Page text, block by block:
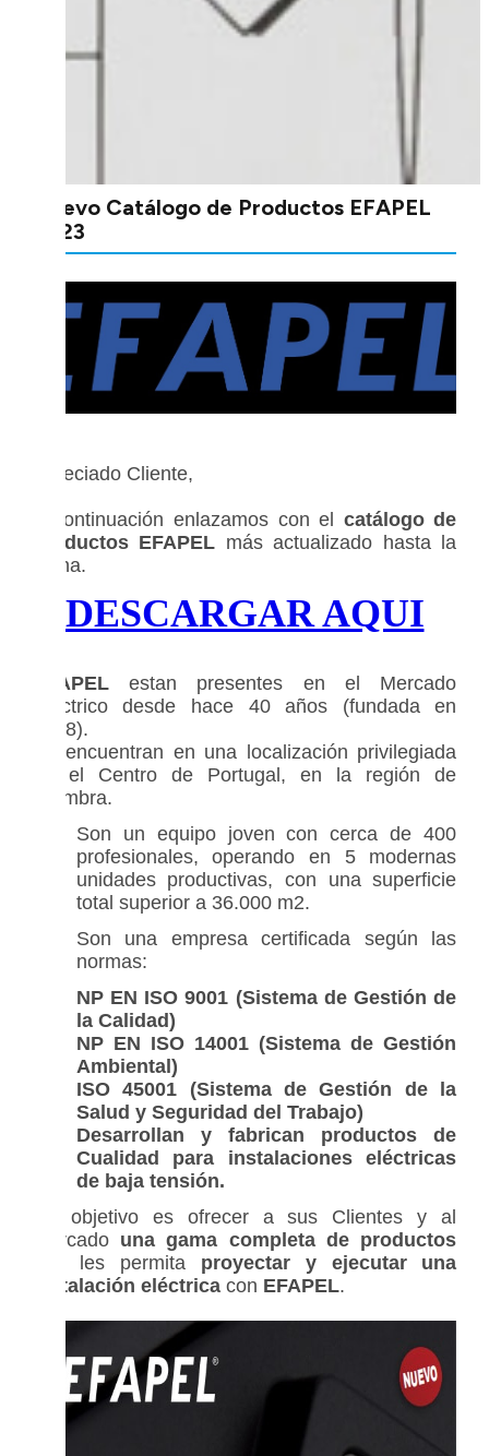
Nuevo Catálogo de Productos EFAPEL
2023
Apreciado Cliente,
A continuación enlazamos con el catálogo de
productos EFAPEL más actualizado hasta la
fecha.
DESCARGAR AQUI
EFAPELestan presentes en el Mercado
Eléctrico desde hace 40 años (fundada en
1978).
Se encuentran en una localización privilegiada
en el Centro de Portugal, en la región de
Coimbra.
Son un equipo joven con cerca de 400
profesionales, operando en 5 modernas
unidades productivas, con una superficie
total superior a 36.000 m2.
Son una empresa certificada según las
normas:
NP EN ISO 9001 (Sistema de Gestión de
la Calidad)
NP EN ISO 14001 (Sistema de Gestión
Ambiental)
ISO 45001 (Sistema de Gestión de la
Salud y Seguridad del Trabajo)
Desarrollan y fabrican productos de
Cualidad para instalaciones eléctricas
de baja tensión.
Su objetivo es ofrecer a sus Clientes y al
Mercado una gama completa de productos
que les permita proyectar y ejecutar una
instalación eléctricacon EFAPEL.